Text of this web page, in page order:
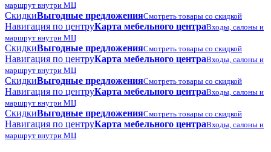
маршрут внутри МЦ
СкидкиВыгодные предложенияСмотреть товары со скидкой
Навигация по центруКарта мебельного центраВходы, салоны и
маршрут внутри МЦ
СкидкиВыгодные предложенияСмотреть товары со скидкой
Навигация по центруКарта мебельного центраВходы, салоны и
маршрут внутри МЦ
СкидкиВыгодные предложенияСмотреть товары со скидкой
Навигация по центруКарта мебельного центраВходы, салоны и
маршрут внутри МЦ
СкидкиВыгодные предложенияСмотреть товары со скидкой
Навигация по центруКарта мебельного центраВходы, салоны и
маршрут внутри МЦ